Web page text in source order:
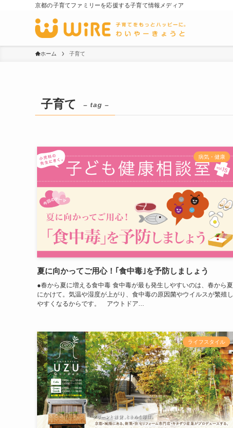
京都の子育てファミリーを応援する子育て情報メディア
ホーム 子育て
子育て – tag –
病気・健康
夏に向かってご用心！｢食中毒｣を予防しましょう
●春から夏に増える食中毒 食中毒が最も発生しやすいのは、春から夏
にかけて。気温や湿度が上がり、食中毒の原因菌やウイルスが繁殖し
やすくなるからです。 アウトドア...
ライフスタイル